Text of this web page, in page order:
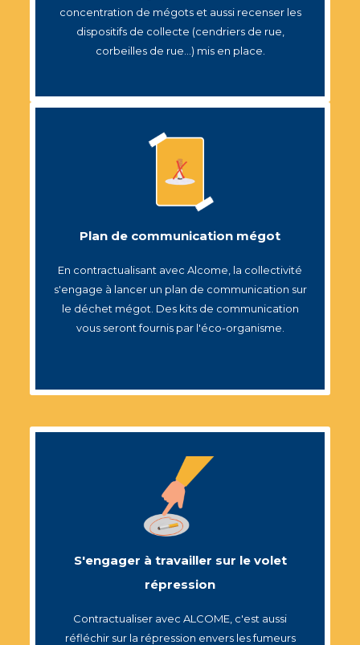
concentration de mégots et aussi recenser les
dispositifs de collecte (cendriers de rue,
corbeilles de rue...) mis en place.
Plan de communication mégot
En contractualisant avec Alcome, la collectivité
s'engage à lancer un plan de communication sur
le déchet mégot. Des kits de communication
vous seront fournis par l'éco-organisme.
S'engager à travailler sur le volet
répression
Contractualiser avec ALCOME, c'est aussi
réfléchir sur la répression envers les fumeurs